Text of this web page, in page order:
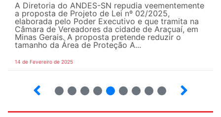
A Diretoria do ANDES-SN repudia veementemente
a proposta de Projeto de Lei nº 02/2025,
elaborada pelo Poder Executivo e que tramita na
Câmara de Vereadores da cidade de Araçuaí, em
Minas Gerais. A proposta pretende reduzir o
tamanho da Área de Proteção A...
14 de Fevereiro de 2025